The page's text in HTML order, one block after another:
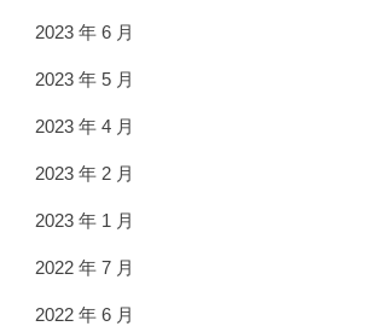
2023 年 6 月
2023 年 5 月
2023 年 4 月
2023 年 2 月
2023 年 1 月
2022 年 7 月
2022 年 6 月